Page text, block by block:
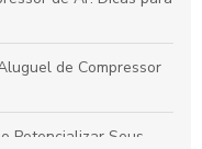
de Compressor
Potencializar Seus